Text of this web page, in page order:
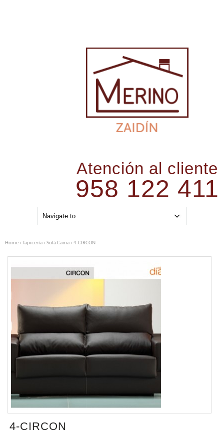
Atención al cliente
958 122 411
Home › Tapicería › Sofá Cama › 4-CIRCON
4-CIRCON